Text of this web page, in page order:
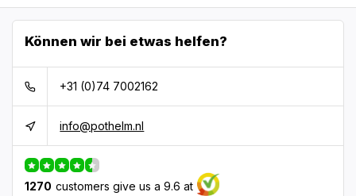
Können wir bei etwas helfen?
+31 (0)74 7002162
info@pothelm.nl
1270 customers give us a 9.6 at